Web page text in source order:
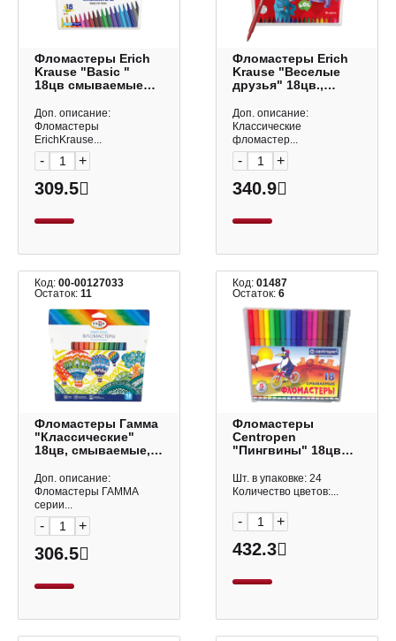
Фломастеры Erich
Krause "Basic "
18цв смываемые
пластик.уп. 53369
Доп. описание:
Фломастеры
ErichKrause...
- +
309.5
Фломастеры Erich
Krause "Веселые
друзья" 18цв.,
чехол 61832
Доп. описание:
Классические
фломастер...
- +
340.9
Код: 00-00127033
Остаток: 11
Фломастеры Гамма
"Классические"
18цв, смываемые,
европ. 130822_18
Доп. описание:
Фломастеры ГАММА
серии...
- +
306.5
Код:01487
Остаток:6
Фломастеры
Centropen
"Пингвины" 18цв
чехол 7790
Шт. в упаковке: 24
Количество цветов:...
- +
432.3